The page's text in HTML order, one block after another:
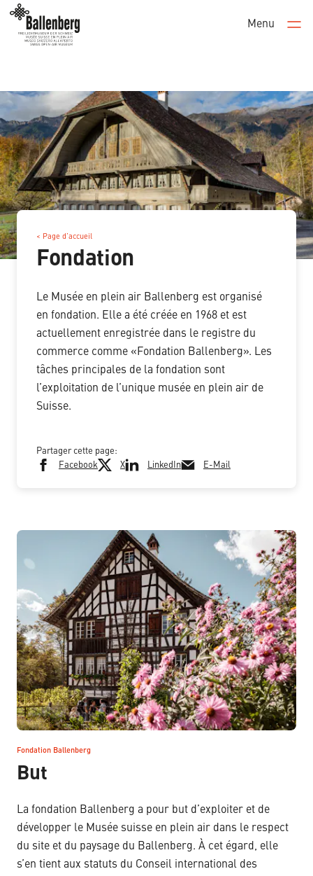
Menu
< Page d’accueil
Fondation
Le Musée en plein air Ballenberg est organisé
en fondation. Elle a été créée en 1968 et est
actuellement enregistrée dans le registre du
commerce comme «Fondation Ballenberg». Les
tâches principales de la fondation sont
l’exploitation de l’unique musée en plein air de
Suisse.
Partager cette page:
Facebook
X LinkedIn E-Mail
Fondation Ballenberg
–
But
La fondation Ballenberg a pour but d’exploiter et de
développer le Musée suisse en plein air dans le respect
du site et du paysage du Ballenberg. À cet égard, elle
s’en tient aux statuts du Conseil international des